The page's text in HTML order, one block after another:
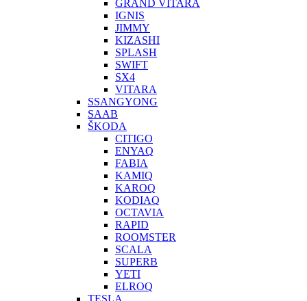
GRAND VITARA
IGNIS
JIMMY
KIZASHI
SPLASH
SWIFT
SX4
VITARA
SSANGYONG
SAAB
ŠKODA
CITIGO
ENYAQ
FABIA
KAMIQ
KAROQ
KODIAQ
OCTAVIA
RAPID
ROOMSTER
SCALA
SUPERB
YETI
ELROQ
TESLA